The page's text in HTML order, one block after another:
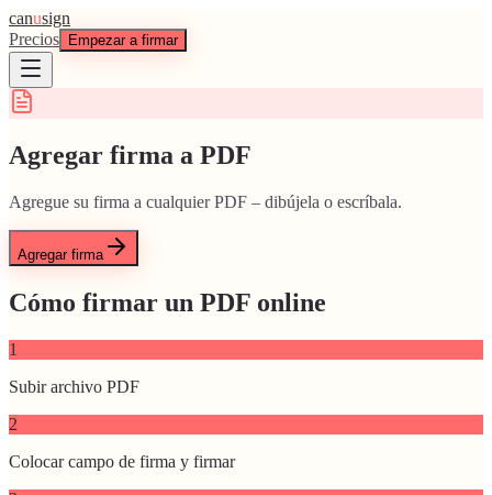
canusign
Precios
Empezar a firmar
Agregar firma a PDF
Agregue su firma a cualquier PDF – dibújela o escríbala.
Agregar firma
Cómo firmar un PDF online
1
Subir archivo PDF
2
Colocar campo de firma y firmar